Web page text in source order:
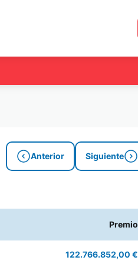
Anterior Siguiente
Premio
122.766.852,00 €